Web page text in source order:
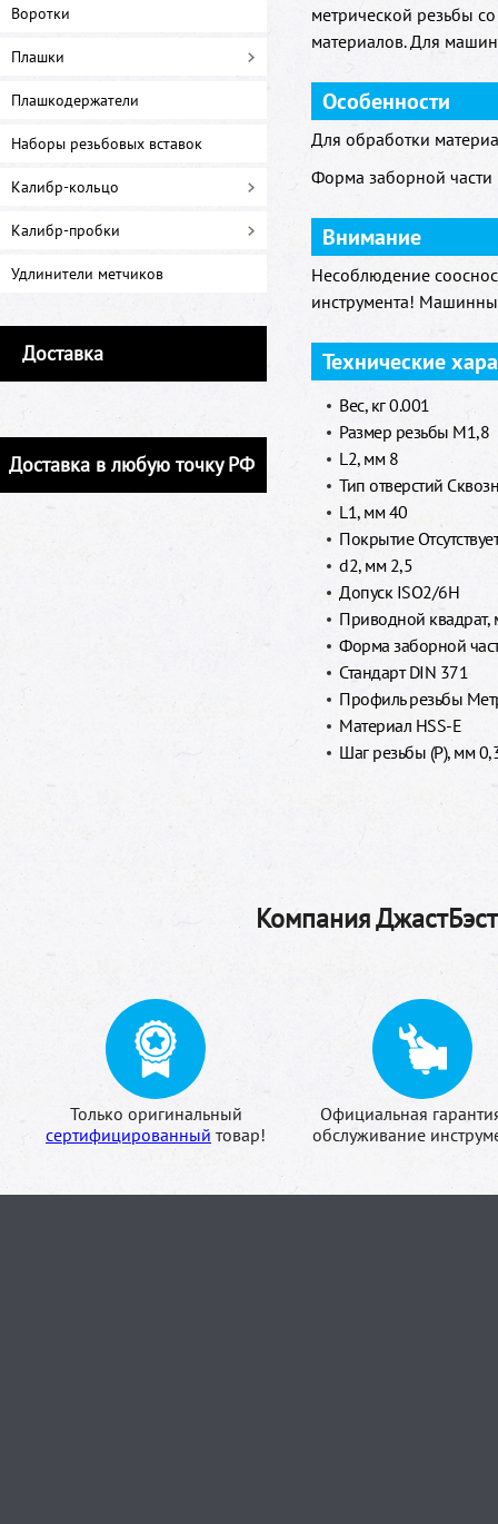
Воротки
Плашки
Плашкодержатели
Наборы резьбовых вставок
Калибр-кольцо
Калибр-пробки
Удлинители метчиков
Доставка
Доставка в любую точку РФ
метрической резьбы
материалов. Для
Особенности
Для обработки
Форма заборной части
Внимание
Несоблюдение
инструмента!
Технические
Вес, кг 0.001
Размер резьбы M1,8
L2, мм 8
Тип отверстий
L1, мм 40
Покрытие Отсутствует
d2, мм 2,5
Допуск ISO2/6H
Приводной квадрат,
Форма заборной
Стандарт DIN 371
Профиль резьбы
Материал HSS-E
Шаг резьбы (P), мм
Компания
Только оригинальный
сертифицированный товар!
Официальная
обслуживание